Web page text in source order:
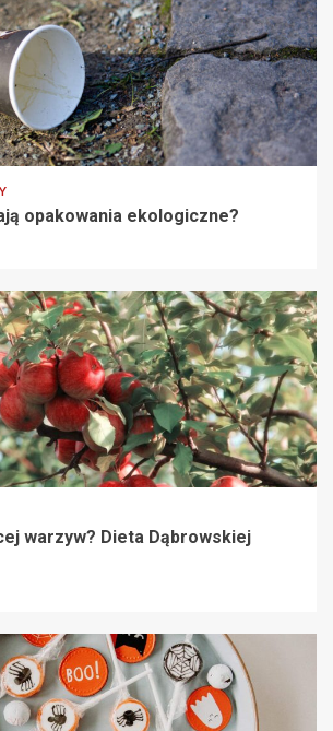
opakowania ekologiczne?
warzyw? Dieta Dąbrowskiej